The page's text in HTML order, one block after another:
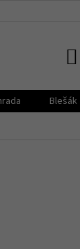
PODMÍNKY
Blešák